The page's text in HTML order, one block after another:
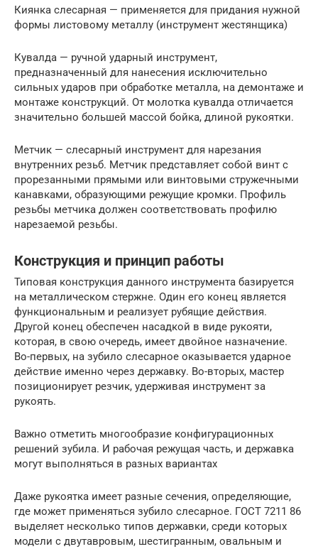
Киянка слесарная — применяется для придания нужной
формы листовому металлу (инструмент жестянщика)
Кувалда — ручной ударный инструмент,
предназначенный для нанесения исключительно
сильных ударов при обработке металла, на демонтаже и
монтаже конструкций. От молотка кувалда отличается
значительно большей массой бойка, длиной рукоятки.
Метчик — слесарный инструмент для нарезания
внутренних резьб. Метчик представляет собой винт с
прорезанными прямыми или винтовыми стружечными
канавками, образующими режущие кромки. Профиль
резьбы метчика должен соответствовать профилю
нарезаемой резьбы.
Конструкция и принцип работы
Типовая конструкция данного инструмента базируется
на металлическом стержне. Один его конец является
функциональным и реализует рубящие действия.
Другой конец обеспечен насадкой в виде рукояти,
которая, в свою очередь, имеет двойное назначение.
Во-первых, на зубило слесарное оказывается ударное
действие именно через державку. Во-вторых, мастер
позиционирует резчик, удерживая инструмент за
рукоять.
Важно отметить многообразие конфигурационных
решений зубила. И рабочая режущая часть, и державка
могут выполняться в разных вариантах
Даже рукоятка имеет разные сечения, определяющие,
где может применяться зубило слесарное. ГОСТ 7211 86
выделяет несколько типов державки, среди которых
модели с двутавровым, шестигранным, овальным и